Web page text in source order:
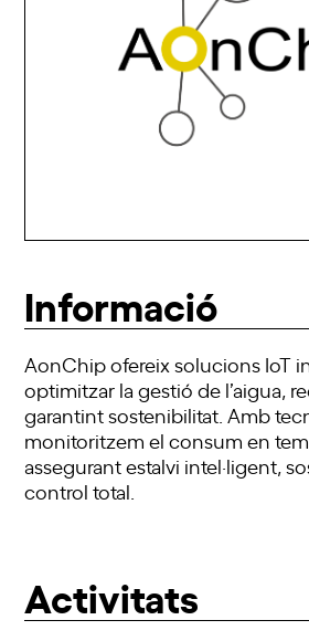
Informació
AonChip ofereix solucions IoT
optimitzar la gestió de l’aigua,
garantint sostenibilitat. Amb
monitoritzem el consum en
assegurant estalvi intel·ligent,
control total.
Activitats